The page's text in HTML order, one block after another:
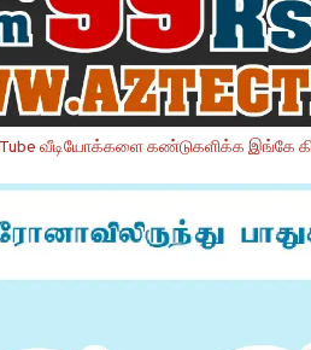
வீடியோக்களை கண்டுகளிக்க இங்கே